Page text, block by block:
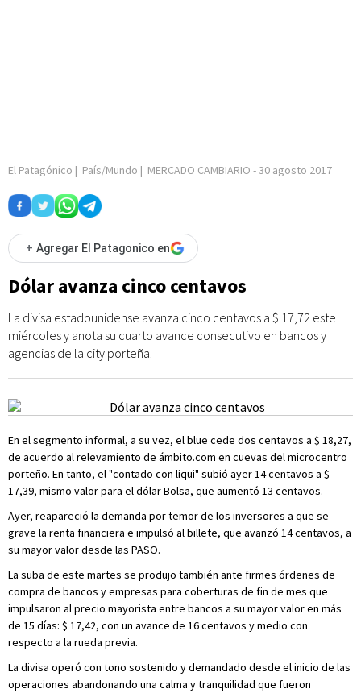
El Patagónico | País/Mundo | MERCADO CAMBIARIO -30 agosto 2017
+ Agregar El Patagonico en
Dólar avanza cinco centavos
La divisa estadounidense avanza cinco centavos a $ 17,72 este
miércoles y anota su cuarto avance consecutivo en bancos y
agencias de la city porteña.
En el segmento informal, a su vez, el blue cede dos centavos a $ 18,27,
de acuerdo al relevamiento de ámbito.com en cuevas del microcentro
porteño. En tanto, el "contado con liqui" subió ayer 14 centavos a $
17,39, mismo valor para el dólar Bolsa, que aumentó 13 centavos.
Ayer, reapareció la demanda por temor de los inversores a que se
grave la renta financiera e impulsó al billete, que avanzó 14 centavos, a
su mayor valor desde las PASO.
La suba de este martes se produjo también ante firmes órdenes de
compra de bancos y empresas para coberturas de fin de mes que
impulsaron al precio mayorista entre bancos a su mayor valor en más
de 15 días: $ 17,42, con un avance de 16 centavos y medio con
respecto a la rueda previa.
La divisa operó con tono sostenido y demandado desde el inicio de las
operaciones abandonando una calma y tranquilidad que fueron